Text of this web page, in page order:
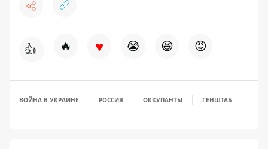
👍 🔥 ♥ 😭 😆 😡
ВОЙНА В УКРАИНЕ РОССИЯ ОККУПАНТЫ ГЕНШТАБ